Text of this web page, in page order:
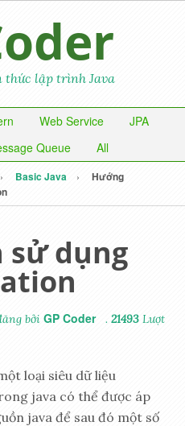
thức lập trình Java
Web Service
JPA
Queue All
Basic Java
Hướng
sử dụng
bởiGP Coder .21493 Lượt
loại siêu dữ liệu
java có thể được áp
java để sau đó một số